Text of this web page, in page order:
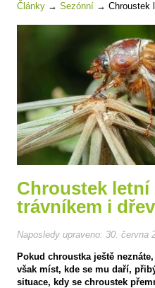
Články → Sezónní → Chroustek
Chroustek letní
trávníkem i
Naposledy upraveno: 30. června
Pokud chroustka ještě
však míst, kde se mu daří,
situace, kdy se chroustek